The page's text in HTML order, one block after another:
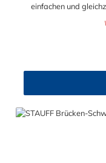
einfachen und
STAUFF Schelle nach